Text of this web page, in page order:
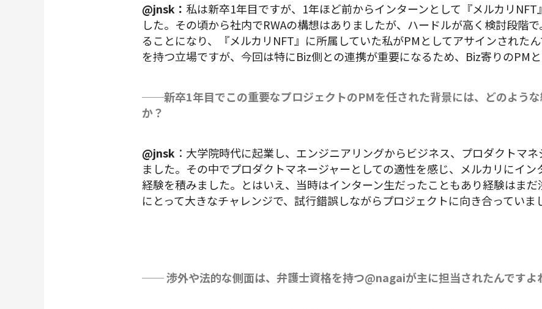
@jnsk： 私は新卒1年目ですが、1年ほど前からインターンとして『メルカリ
した。その頃から社内でRWAの構想はありましたが、ハードルが高く検討段階
ることになり、『メルカリNFT』に所属していた私がPMとしてアサインされた
を持つ立場ですが、今回は特にBiz側との連携が重要になるため、Biz寄りのPM
──新卒1年目でこの重要なプロジェクトのPMを任された背景には、どのような
か？
@jnsk ：大学院時代に起業し、エンジニアリングからビジネス、プロダクトマ
ました。その中でプロダクトマネージャーとしての適性を感じ、メルカリにイ
経験を積みました。とはいえ、当時はインターン生だったこともあり経験はま
にとって大きなチャレンジで、試行錯誤しながらプロジェクトに向き合っていま
── 渉外や法的な側面は、弁護士資格を持つ@nagaiが主に担当されたんですよ